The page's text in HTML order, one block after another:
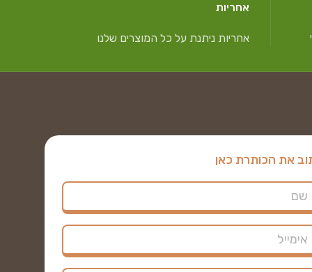
אחריות
אחריות ניתנת על כל המוצרים שלנו
את הכותרת כאן